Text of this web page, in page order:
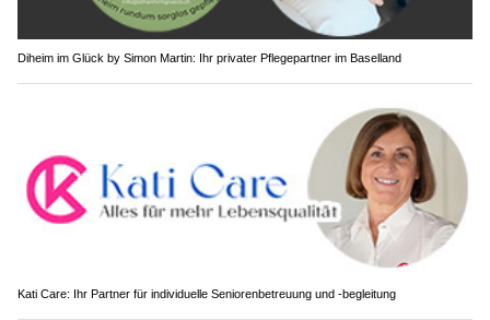
Diheim im Glück by Simon Martin: Ihr privater Pflegepartner im Baselland
Kati Care: Ihr Partner für individuelle Seniorenbetreuung und -begleitung